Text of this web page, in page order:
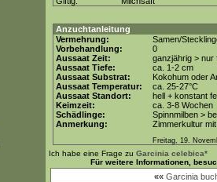
Anzuchtanleitung
Vermehrung:
Samen/
Vorbehandlung:
0
Aussaat Zeit:
ganzjährig >
Aussaat Tiefe:
ca. 1-2 cm
Aussaat Substrat:
Kokohum oder
Aussaat Temperatur:
ca. 25-27°C
Aussaat Standort:
hell + konstant
Keimzeit:
ca. 3-8 Wochen
Schädlinge:
Spinnmilben >
Anmerkung:
Zimmerkultur
Freitag, 19.
Ich habe eine Frage zu Garcinia celebica*
Für weitere Informationen,
«« Garcinia